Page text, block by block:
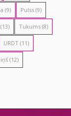
(9) Pulss(9)
Tukums(8)
URDT(11)
(12)